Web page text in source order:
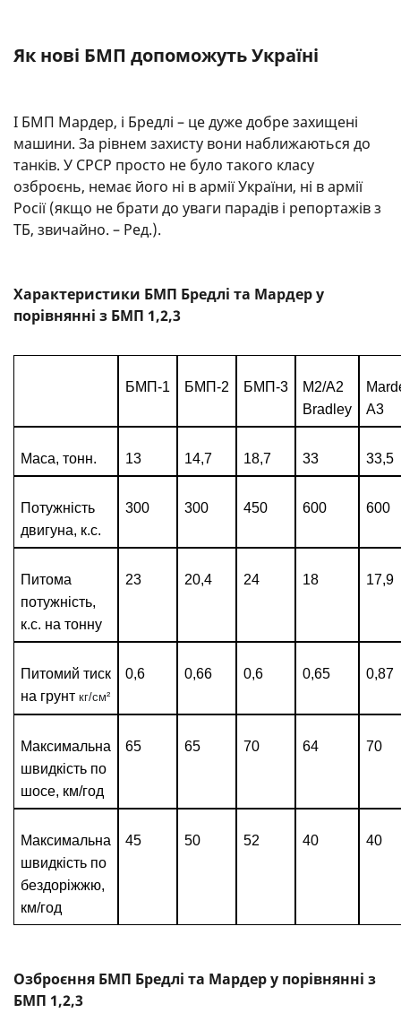
Як нові БМП допоможуть Україні
І БМП Мардер, і Бредлі – це дуже добре захищені
машини. За рівнем захисту вони наближаються до
танків. У СРСР просто не було такого класу
озброєнь, немає його ні в армії України, ні в армії
Росії (якщо не брати до уваги парадів і репортажів з
ТБ, звичайно. – Ред.).
Характеристики БМП Бредлі та Мардер у
порівнянні з БМП 1,2,3
БМП-1 БМП-2 БМП-3
M2/A2
Bradley
A3
Маса, тонн. 13 14,7 18,7 33 33,5
Потужність
двигуна, к.с.
300 300 450 600 600
Питома
потужність,
к.с. на тонну
23 20,4 24 18 17,9
Питомий тиск
на грунткг/см²
0,6 0,66 0,6 0,65 0,87
Максимальна
швидкістьпо
шосе, км/год
65 65 70 64 70
Максимальна
швидкістьпо
бездоріжжю,
км/год
45 50 52 40 40
Озброєння БМП Бредлі та Мардер у порівнянні з
БМП 1,2,3